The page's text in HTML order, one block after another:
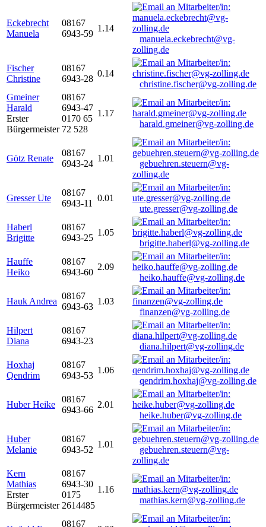
Eckebrecht
Manuela
08167
6943-59
1.14
manuela.eckebrecht@vg-
zolling.de
Fischer
Christine
08167
6943-28
0.14
christine.fischer@vg-zolling.de
Gmeiner
Harald
Erster
Bürgermeister
08167
6943-47
0170 65
72 528
1.17
harald.gmeiner@vg-zolling.de
Götz Renate
08167
6943-24
1.01
gebuehren.steuern@vg-
zolling.de
Gresser Ute
08167
6943-11
0.01
ute.gresser@vg-zolling.de
Haberl
Brigitte
08167
6943-25
1.05
brigitte.haberl@vg-zolling.de
Hauffe
Heiko
08167
6943-60
2.09
heiko.hauffe@vg-zolling.de
Hauk Andrea
08167
6943-63
1.03
finanzen@vg-zolling.de
Hilpert
Diana
08167
6943-23
diana.hilpert@vg-zolling.de
Hoxhaj
Qendrim
08167
6943-53
1.06
qendrim.hoxhaj@vg-zolling.de
Huber Heike
08167
6943-66
2.01
heike.huber@vg-zolling.de
Huber
Melanie
08167
6943-52
1.01
gebuehren.steuern@vg-
zolling.de
Kern
Mathias
Erster
Bürgermeister
08167
6943-30
0175
2614485
1.16
mathias.kern@vg-zolling.de
08167